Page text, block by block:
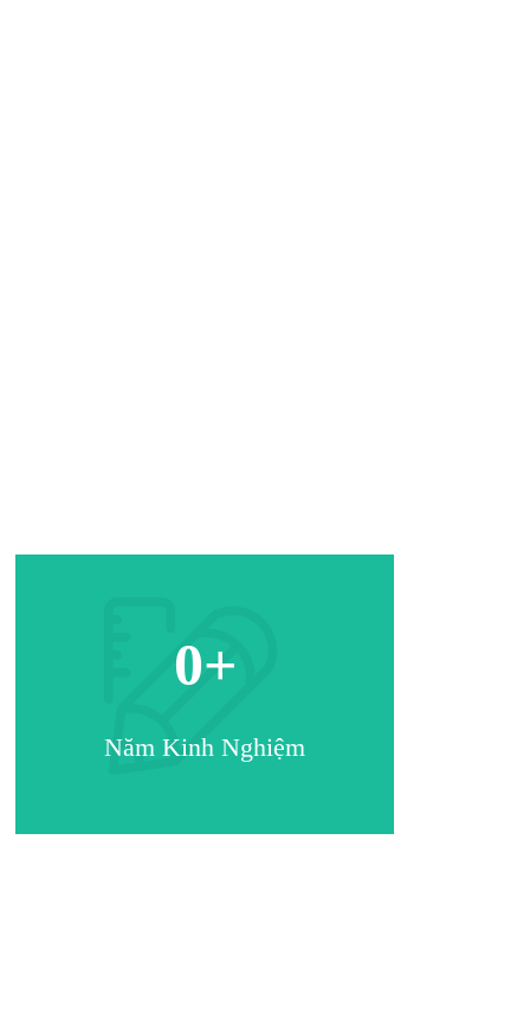
0+
Năm Kinh Nghiệm